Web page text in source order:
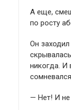
А еще,
по росту
Он
никогда. И
— Нет! И не